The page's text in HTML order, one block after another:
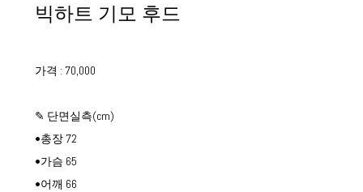
빅하트 기모 후드
가격 : 70,000
✎ 단면실측(cm)
•총장 72
•가슴 65
•어깨 66